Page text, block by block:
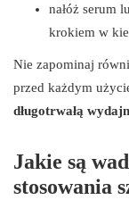
nałóż serum
krokiem w
Nie zapominaj
przed każdym
długotrwałą
Jakie są
stosowania